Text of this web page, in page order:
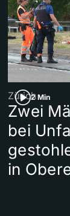
2 Min
Zürich
Zwei
bei
in